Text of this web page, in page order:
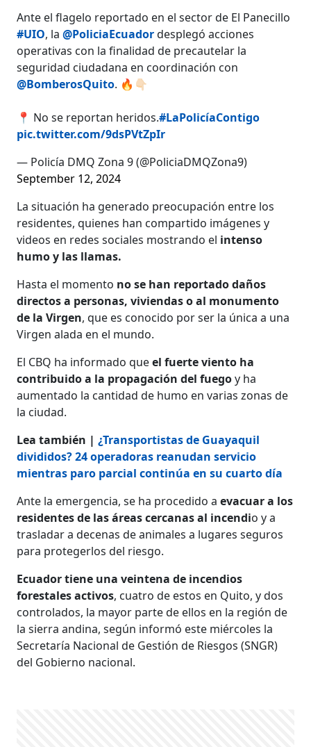
Ante el flagelo reportado en el sector de El Panecillo
#UIO, la@PoliciaEcuadordesplegó acciones
operativas con la finalidad de precautelar la
seguridad ciudadana en coordinación con
@BomberosQuito. 🔥👇🏻
📍 No se reportan heridos.#LaPolicíaContigo
pic.twitter.com/9dsPVtZpIr
— Policía DMQ Zona 9 (@PoliciaDMQZona9)
September 12, 2024
La situación ha generado preocupación entre los
residentes, quienes han compartido imágenes y
videos en redes sociales mostrando el intenso
humo y las llamas.
Hasta el momento no se han reportado daños
directos a personas, viviendas o al monumento
de la Virgen, que es conocido por ser la única a una
Virgen alada en el mundo.
El CBQ ha informado queel fuerte viento ha
contribuido a la propagación del fuegoy ha
aumentado la cantidad de humo en varias zonas de
la ciudad.
Lea también |¿Transportistas de Guayaquil
divididos? 24 operadoras reanudan servicio
mientras paro parcial continúa en su cuarto día
Ante la emergencia, se ha procedido aevacuar a los
residentes de las áreas cercanas al incendio y a
trasladar a decenas de animales a lugares seguros
para protegerlos del riesgo.
Ecuador tiene una veintena de incendios
forestales activos, cuatro de estos en Quito, y dos
controlados, la mayor parte de ellos en la región de
la sierra andina, según informó este miércoles la
Secretaría Nacional de Gestión de Riesgos (SNGR)
del Gobierno nacional.